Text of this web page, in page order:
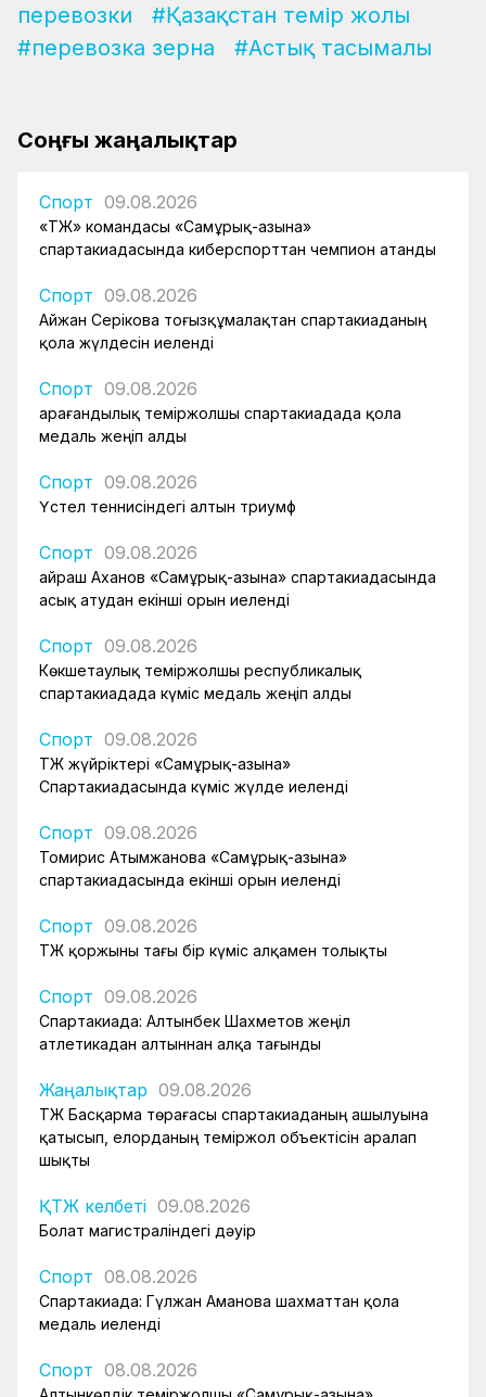
перевозки
#Қазақстан темір жолы
#перевозка зерна
#Астық тасымалы
Соңғы жаңалықтар
Спорт 09.08.2026
«ҚТЖ» командасы «Самұрық-Қазына»
спартакиадасында киберспорттан чемпион атанды
Спорт 09.08.2026
Айжан Серікова тоғызқұмалақтан спартакиаданың
қола жүлдесін иеленді
Спорт 09.08.2026
Қарағандылық теміржолшы спартакиадада қола
медаль жеңіп алды
Спорт 09.08.2026
Үстел теннисіндегі алтын триумф
Спорт 09.08.2026
Қайраш Аханов «Самұрық-Қазына» спартакиадасында
асық атудан екінші орын иеленді
Спорт 09.08.2026
Көкшетаулық теміржолшы республикалық
спартакиадада күміс медаль жеңіп алды
Спорт 09.08.2026
ҚТЖ жүйріктері «Самұрық-Қазына»
Спартакиадасында күміс жүлде иеленді
Спорт 09.08.2026
Томирис Атымжанова «Самұрық-Қазына»
спартакиадасында екінші орын иеленді
Спорт 09.08.2026
ҚТЖ қоржыны тағы бір күміс алқамен толықты
Спорт 09.08.2026
Спартакиада: Алтынбек Шахметов жеңіл
атлетикадан алтыннан алқа тағынды
Жаңалықтар 09.08.2026
ҚТЖ Басқарма төрағасы спартакиаданың ашылуына
қатысып, елорданың теміржол объектісін аралап
шықты
ҚТЖ келбеті 09.08.2026
Болат магистраліндегі дәуір
Спорт 08.08.2026
Спартакиада: Гүлжан Аманова шахматтан қола
медаль иеленді
Спорт 08.08.2026